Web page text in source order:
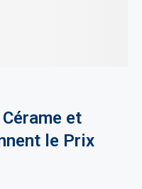
et
le Prix